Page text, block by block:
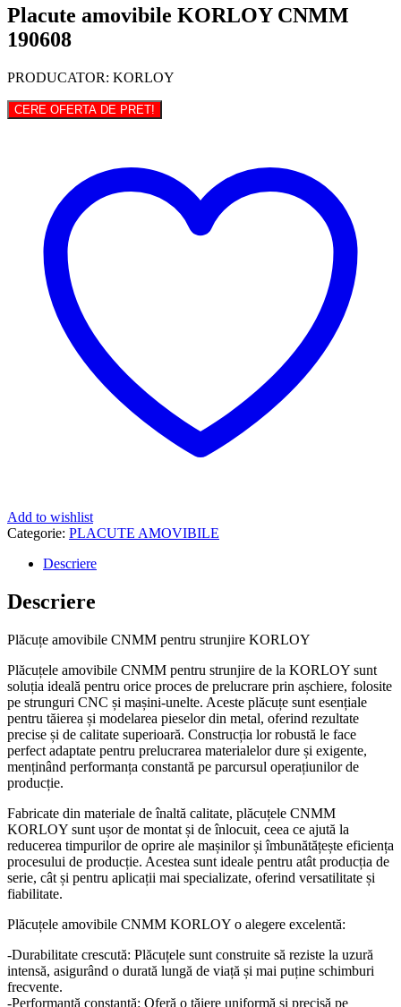
Placute amovibile KORLOY CNMM
190608
PRODUCATOR: KORLOY
CERE OFERTA DE PRET!
Add to wishlist
Categorie: PLACUTE AMOVIBILE
Descriere
Descriere
Plăcuțe amovibile CNMM pentru strunjire KORLOY
Plăcuțele amovibile CNMM pentru strunjire de la KORLOY sunt
soluția ideală pentru orice proces de prelucrare prin așchiere, folosite
pe strunguri CNC și mașini-unelte. Aceste plăcuțe sunt esențiale
pentru tăierea și modelarea pieselor din metal, oferind rezultate
precise și de calitate superioară. Construcția lor robustă le face
perfect adaptate pentru prelucrarea materialelor dure și exigente,
menținând performanța constantă pe parcursul operațiunilor de
producție.
Fabricate din materiale de înaltă calitate, plăcuțele CNMM
KORLOY sunt ușor de montat și de înlocuit, ceea ce ajută la
reducerea timpurilor de oprire ale mașinilor și îmbunătățește eficiența
procesului de producție. Acestea sunt ideale pentru atât producția de
serie, cât și pentru aplicații mai specializate, oferind versatilitate și
fiabilitate.
Plăcuțele amovibile CNMM KORLOY o alegere excelentă:
-Durabilitate crescută: Plăcuțele sunt construite să reziste la uzură
intensă, asigurând o durată lungă de viață și mai puține schimburi
frecvente.
-Performanță constantă: Oferă o tăiere uniformă și precisă pe